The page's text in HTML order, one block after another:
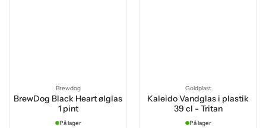
Brewdog
BrewDog Black Heart ølglas
1 pint
På lager
Goldplast
Kaleido Vandglas i plastik
39 cl - Tritan
På lager